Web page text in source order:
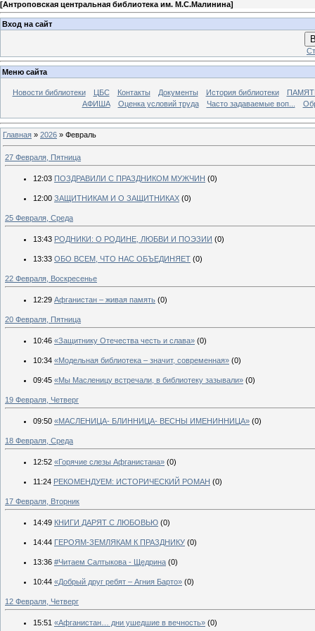
[Антроповская центральная библиотека им. М.С.Малинина]
Вход на сайт
Меню сайта
Новости библиотеки ЦБС Контакты Документы История библиотеки
АФИША
Оценка условий труда Часто задаваемые воп...
Главная » 2026 » Февраль
27 Февраля, Пятница
12:03 ПОЗДРАВИЛИ С ПРАЗДНИКОМ МУЖЧИН (0)
12:00 ЗАЩИТНИКАМ И О ЗАЩИТНИКАХ (0)
25 Февраля, Среда
13:43 РОДНИКИ: О РОДИНЕ, ЛЮБВИ И ПОЭЗИИ (0)
13:33 ОБО ВСЕМ, ЧТО НАС ОБЪЕДИНЯЕТ (0)
22 Февраля, Воскресенье
12:29 Афганистан – живая память (0)
20 Февраля, Пятница
10:46 «Защитнику Отечества честь и слава» (0)
10:34 «Модельная библиотека – значит, современная» (0)
09:45 «Мы Масленицу встречали, в библиотеку зазывали» (0)
19 Февраля, Четверг
09:50 «МАСЛЕНИЦА- БЛИННИЦА- ВЕСНЫ ИМЕНИННИЦА» (0)
18 Февраля, Среда
12:52 «Горячие слезы Афганистана» (0)
11:24 РЕКОМЕНДУЕМ: ИСТОРИЧЕСКИЙ РОМАН (0)
17 Февраля, Вторник
14:49 КНИГИ ДАРЯТ С ЛЮБОВЬЮ (0)
14:44 ГЕРОЯМ-ЗЕМЛЯКАМ К ПРАЗДНИКУ (0)
13:36 #Читаем Салтыкова - Щедрина (0)
10:44 «Добрый друг ребят – Агния Барто» (0)
12 Февраля, Четверг
15:51 «Афганистан… дни ушедшие в вечность» (0)